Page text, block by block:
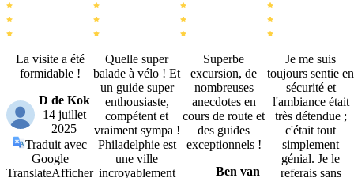
La visite a été
formidable !
D de Kok
14 juillet
2025
Traduit avec
Google
TranslateAfficher
Quelle super
balade à vélo ! Et
un guide super
enthousiaste,
compétent et
vraiment sympa !
Philadelphie est
une ville
incroyablement
Superbe
excursion, de
nombreuses
anecdotes en
cours de route et
des guides
exceptionnels !
Ben van
Je me suis
toujours sentie en
sécurité et
l'ambiance était
très détendue ;
c'était tout
simplement
génial. Je le
referais sans